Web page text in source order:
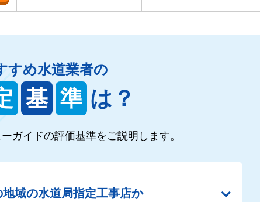
すめ水道業者の
基 準 は？
ガイドの評価基準をご説明します。
地域の水道局指定工事店か